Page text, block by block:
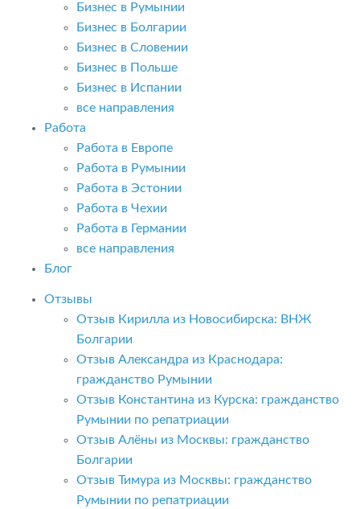
Бизнес в Румынии
Бизнес в Болгарии
Бизнес в Словении
Бизнес в Польше
Бизнес в Испании
все направления
Работа
Работа в Европе
Работа в Румынии
Работа в Эстонии
Работа в Чехии
Работа в Германии
все направления
Блог
Отзывы
Отзыв Кирилла из Новосибирска: ВНЖ
Болгарии
Отзыв Александра из Краснодара:
гражданство Румынии
Отзыв Константина из Курска: гражданство
Румынии по репатриации
Отзыв Алёны из Москвы: гражданство
Болгарии
Отзыв Тимура из Москвы: гражданство
Румынии по репатриации